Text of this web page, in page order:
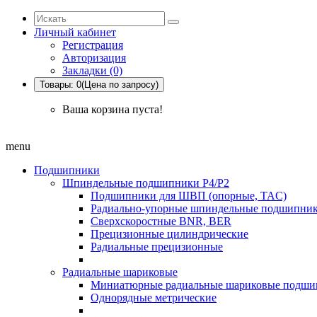
Личный кабинет
Регистрация
Авторизация
Закладки (0)
Товары: 0(Цена по запросу)
Ваша корзина пуста!
menu
Подшипники
Шпиндельные подшипники P4/P2
Подшипники для ШВП (опорные, TAC)
Радиально-упорные шпиндельные
Сверхскоростные BNR, BER
Прецизионные цилиндрические
Радиальные прецизионные
Радиальные шариковые
Миниатюрные радиальные шариковые
Однорядные метрические